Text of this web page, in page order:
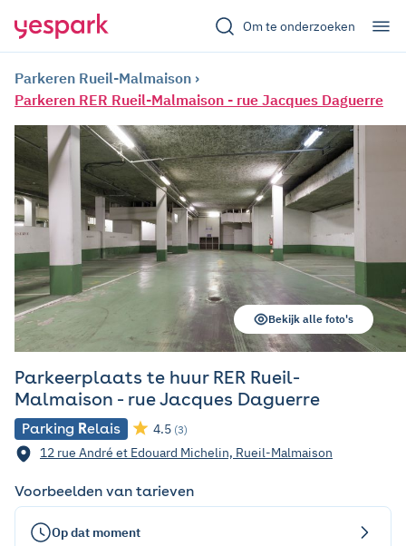
Om te onderzoeken
Parkeren Rueil-Malmaison
Parkeren RER Rueil-Malmaison - rue Jacques Daguerre
Parkeerplaats te huur RER Rueil-
Malmaison - rue Jacques Daguerre
Parking Relais 4.5 (3)
12 rue André et Edouard Michelin, Rueil-Malmaison
Bekijk alle foto's
Voorbeelden van tarieven
Op dat moment